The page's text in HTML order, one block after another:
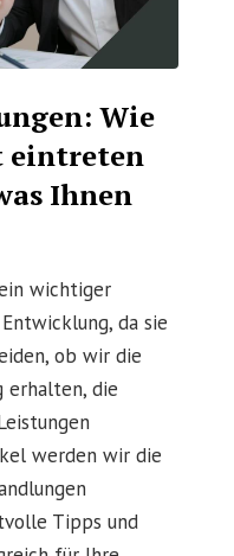
Wie
eintreten
Ihnen
wichtiger
da sie
ob wir die
erhalten, die
werden wir die
Tipps und